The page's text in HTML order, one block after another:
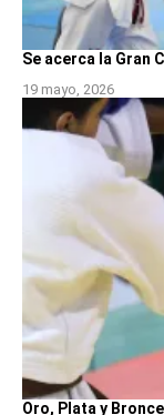
Se acerca la Gran
19 mayo, 2026
Oro, Plata y